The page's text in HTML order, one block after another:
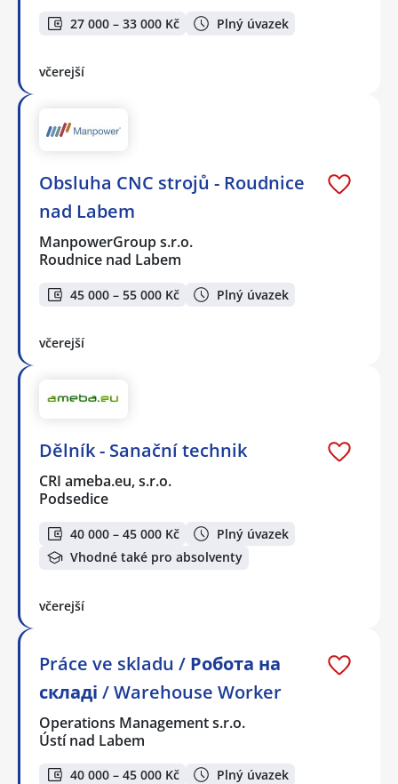
27 000 – 33 000 Kč Plný úvazek
včerejší
Obsluha CNC strojů - Roudnice
nad Labem
ManpowerGroup s.r.o.
Roudnice nad Labem
45 000 – 55 000 Kč Plný úvazek
včerejší
Dělník - Sanační technik
CRI ameba.eu, s.r.o.
Podsedice
40 000 – 45 000 Kč
Plný úvazek
Vhodné také pro absolventy
včerejší
Práce ve skladu / Робота на
складі / Warehouse Worker
Operations Management s.r.o.
Ústí nad Labem
40 000 – 45 000 Kč
Plný úvazek